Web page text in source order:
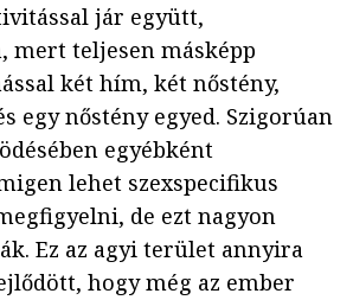
jár együtt,
mert teljesen másképp
két hím, két nőstény,
egy nőstény egyed. Szigorúan
egyébként
lehet szexspecifikus
de ezt nagyon
Ez az agyi terület annyira
hogy még az ember